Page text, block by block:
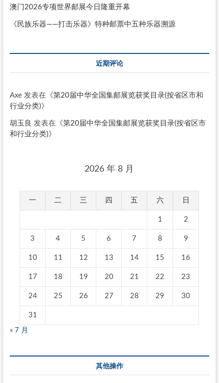
澳门2026专项世界邮展今日隆重开幕
《民族乐器——打击乐器》特种邮票中五种乐器溯源
近期评论
Axe发表在《第20届中华全国集邮展览获奖目录(按省区市和
行业分类)》
胡玉良 发表在《第20届中华全国集邮展览获奖目录(按省区市
和行业分类)》
2026 年 8 月
一 二 三 四 五 六 日
1 2
3 4 5 6 7 8 9
10 11 12 13 14 15 16
17 18 19 20 21 22 23
24 25 26 27 28 29 30
31
« 7 月
其他操作